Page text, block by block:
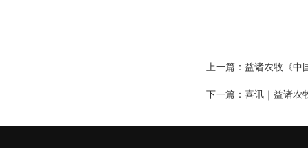
上一篇： 益诸农牧《中
下一篇： 喜讯｜益诸农